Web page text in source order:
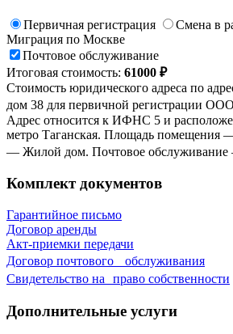
Первичная регистрация
Смена в
Миграция по Москве
Почтовое обслуживание
Итоговая стоимость: 61000 ₽
Стоимость юридического адреса по
дом 38 для первичной регистрации ООО
Адрес относится к ИФНС 5 и
метро Таганская. Площадь помещения
— Жилой дом. Почтовое обслуживание
Комплект документов
Гарантийное письмо
Договор аренды
Акт-приемки передачи
Договор почтового обслуживания
Свидетельствo на право собственности
Дополнительные услуги